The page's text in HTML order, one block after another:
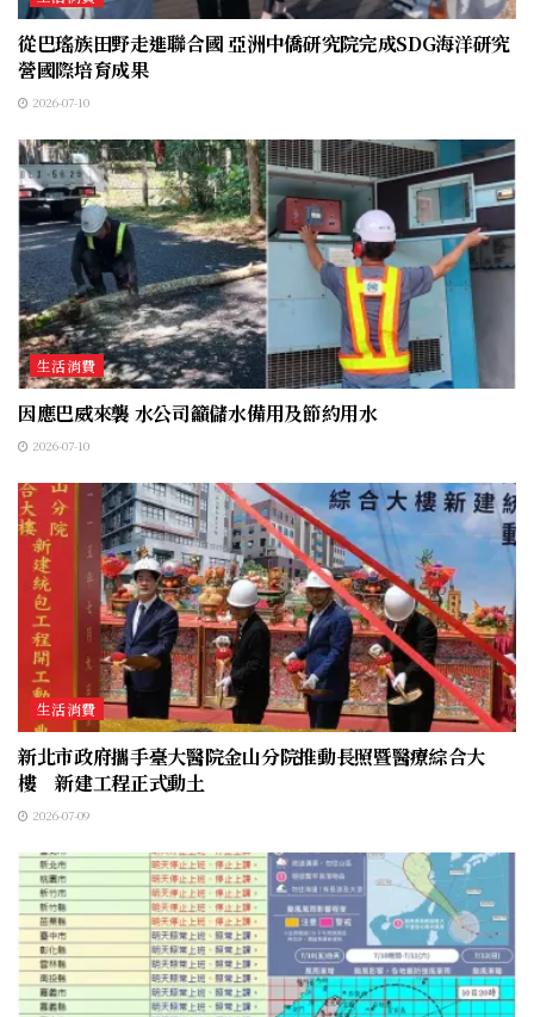
從巴瑤族田野走進聯合國 亞洲中僑研究院完成SDG海洋研究
營國際培育成果
2026-07-10
生活消費
因應巴威來襲 水公司籲儲水備用及節約用水
2026-07-10
生活消費
新北市政府攜手臺大醫院金山分院推動長照暨醫療綜合大
樓 新建工程正式動土
2026-07-09